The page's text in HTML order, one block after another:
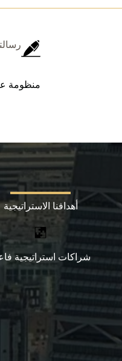
منظومة
أهدافنا الاستراتيجية
شراكات استراتيجية